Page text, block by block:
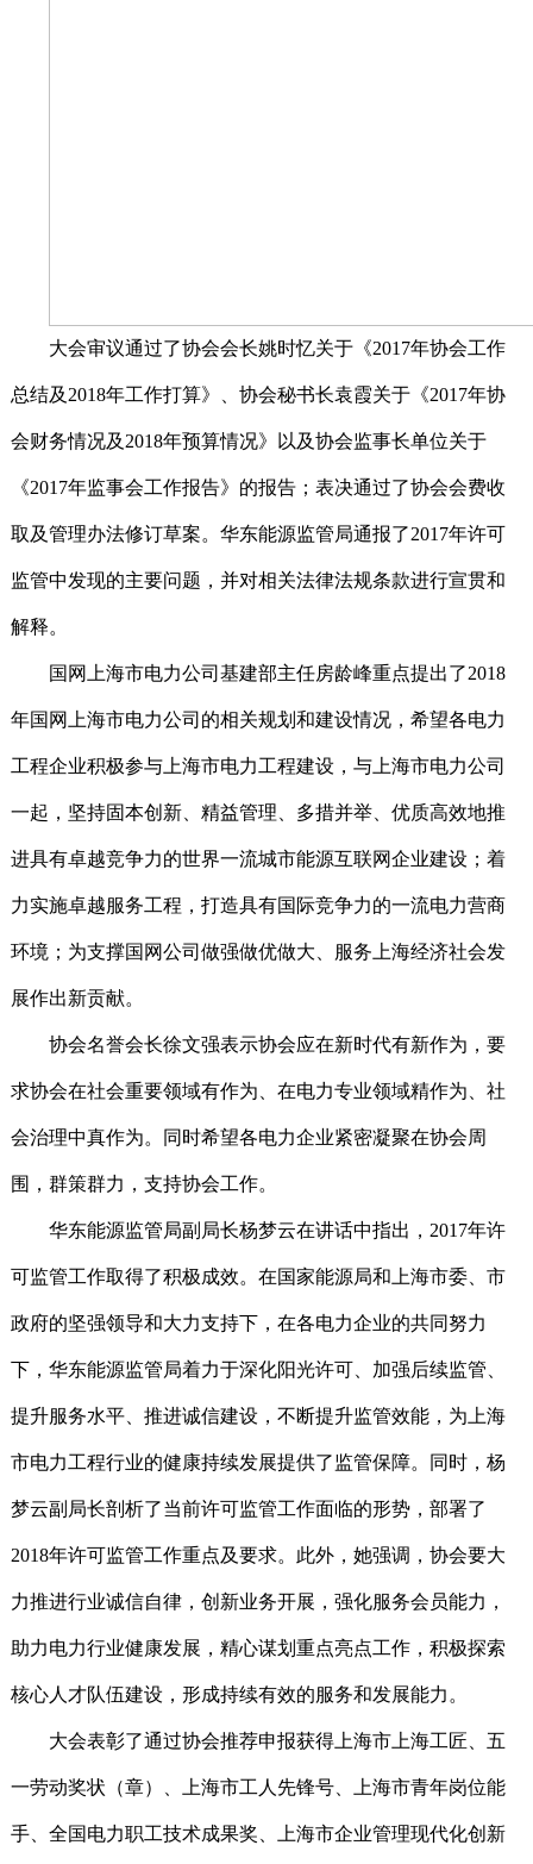
大会审议通过了协会会长姚时忆关于《2017年协会工作
总结及 2018年工作打算》、协会秘书长袁霞关于《2017年协
会财务情况及 2018年预算情况》以及协会监事长单位关于
《2017年监事会工作报告》的报告；表决通过了协会会费收
取及管理办法修订草案。华东能源监管局通报了2017年许可
监管中发现的主要问题，并对相关法律法规条款进行宣贯和
解释。
国网上海市电力公司基建部主任房龄峰重点提出了2018
年国网上海市电力公司的相关规划和建设情况，希望各电力
工程企业积极参与上海市电力工程建设，与上海市电力公司
一起，坚持固本创新、精益管理、多措并举、优质高效地推
进具有卓越竞争力的世界一流城市能源互联网企业建设；着
力实施卓越服务工程，打造具有国际竞争力的一流电力营商
环境；为支撑国网公司做强做优做大、服务上海经济社会发
展作出新贡献。
协会名誉会长徐文强表示协会应在新时代有新作为，要
求协会在社会重要领域有作为、在电力专业领域精作为、社
会治理中真作为。同时希望各电力企业紧密凝聚在协会周
围，群策群力，支持协会工作。
华东能源监管局副局长杨梦云在讲话中指出， 2017年许
可监管工作取得了积极成效。在国家能源局和上海市委、市
政府的坚强领导和大力支持下，在各电力企业的共同努力
下，华东能源监管局着力于深化阳光许可、加强后续监管、
提升服务水平、推进诚信建设，不断提升监管效能，为上海
市电力工程行业的健康持续发展提供了监管保障。同时，杨
梦云副局长剖析了当前许可监管工作面临的形势，部署了
2018年许可监管工作重点及要求。此外，她强调，协会要大
力推进行业诚信自律，创新业务开展，强化服务会员能力，
助力电力行业健康发展，精心谋划重点亮点工作，积极探索
核心人才队伍建设，形成持续有效的服务和发展能力。
大会表彰了通过协会推荐申报获得上海市上海工匠、五
一劳动奖状（章）、上海市工人先锋号、上海市青年岗位能
手、全国电力职工技术成果奖、上海市企业管理现代化创新